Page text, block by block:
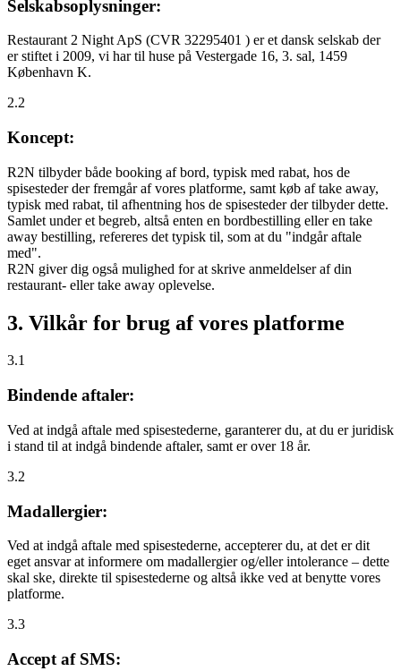
Selskabsoplysninger:
Restaurant 2 Night ApS (CVR 32295401 ) er et dansk selskab der
er stiftet i 2009, vi har til huse på Vestergade 16, 3. sal, 1459
København K.
2.2
Koncept:
R2N tilbyder både booking af bord, typisk med rabat, hos de
spisesteder der fremgår af vores platforme, samt køb af take away,
typisk med rabat, til afhentning hos de spisesteder der tilbyder dette.
Samlet under et begreb, altså enten en bordbestilling eller en take
away bestilling, refereres det typisk til, som at du "indgår aftale
med".
R2N giver dig også mulighed for at skrive anmeldelser af din
restaurant- eller take away oplevelse.
3. Vilkår for brug af vores platforme
3.1
Bindende aftaler:
Ved at indgå aftale med spisestederne, garanterer du, at du er juridisk
i stand til at indgå bindende aftaler, samt er over 18 år.
3.2
Madallergier:
Ved at indgå aftale med spisestederne, accepterer du, at det er dit
eget ansvar at informere om madallergier og/eller intolerance – dette
skal ske, direkte til spisestederne og altså ikke ved at benytte vores
platforme.
3.3
Accept af SMS: